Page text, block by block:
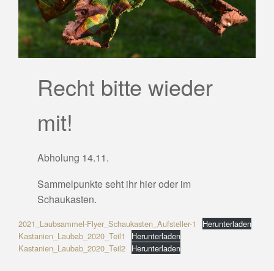
Recht bitte wieder
mit!
Abholung 14.11.
Sammelpunkte seht ihr hier oder im
Schaukasten.
2021_Laubsammel-Flyer_Schaukasten_Aufsteller-1
Herunterladen
Kastanien_Laubab_2020_Teil1
Herunterladen
Kastanien_Laubab_2020_Teil2 Herunterladen